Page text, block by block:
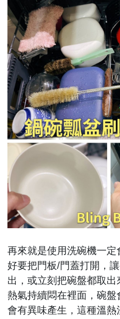
再來就是使用洗碗機一
好要把門板/門蓋打開，
出，或立刻把碗盤都取出
熱氣持續悶在裡面，碗盤
會有異味產生，這種溫